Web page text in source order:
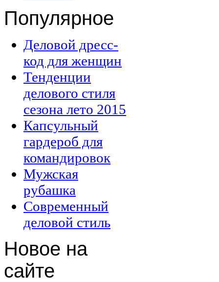
Популярное
Деловой дресс-
код для женщин
Тенденции
делового стиля
сезона лето 2015
Капсульный
гардероб для
командировок
Мужская
рубашка
Современный
деловой стиль
Новое на
сайте